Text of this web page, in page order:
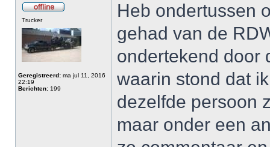
Trucker
Geregistreerd: ma jul 11, 2016
22:19
Berichten: 199
Heb ondertussen
gehad van de
ondertekend door
waarin stond dat
dezelfde persoon
maar onder een